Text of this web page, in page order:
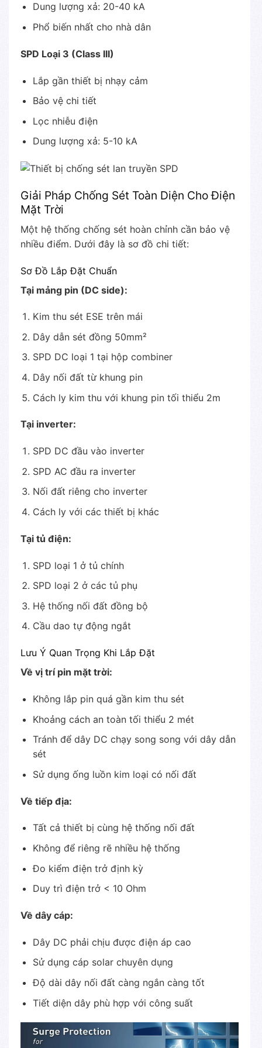
Dung lượng xả: 20-40 kA
Phổ biến nhất cho nhà dân
SPD Loại 3 (Class III)
Lắp gần thiết bị nhạy cảm
Bảo vệ chi tiết
Lọc nhiễu điện
Dung lượng xả: 5-10 kA
Giải Pháp Chống Sét Toàn Diện Cho Điện
Mặt Trời
Một hệ thống chống sét hoàn chỉnh cần bảo vệ
nhiều điểm. Dưới đây là sơ đồ chi tiết:
Sơ Đồ Lắp Đặt Chuẩn
Tại mảng pin (DC side):
Kim thu sét ESE trên mái
Dây dẫn sét đồng 50mm²
SPD DC loại 1 tại hộp combiner
Dây nối đất từ khung pin
Cách ly kim thu với khung pin tối thiểu 2m
Tại inverter:
SPD DC đầu vào inverter
SPD AC đầu ra inverter
Nối đất riêng cho inverter
Cách ly với các thiết bị khác
Tại tủ điện:
SPD loại 1 ở tủ chính
SPD loại 2 ở các tủ phụ
Hệ thống nối đất đồng bộ
Cầu dao tự động ngắt
Lưu Ý Quan Trọng Khi Lắp Đặt
Về vị trí pin mặt trời:
Không lắp pin quá gần kim thu sét
Khoảng cách an toàn tối thiểu 2 mét
Tránh để dây DC chạy song song với dây dẫn
sét
Sử dụng ống luồn kim loại có nối đất
Về tiếp địa:
Tất cả thiết bị cùng hệ thống nối đất
Không để riêng rẽ nhiều hệ thống
Đo kiểm điện trở định kỳ
Duy trì điện trở < 10 Ohm
Về dây cáp:
Dây DC phải chịu được điện áp cao
Sử dụng cáp solar chuyên dụng
Độ dài dây nối đất càng ngắn càng tốt
Tiết diện dây phù hợp với công suất